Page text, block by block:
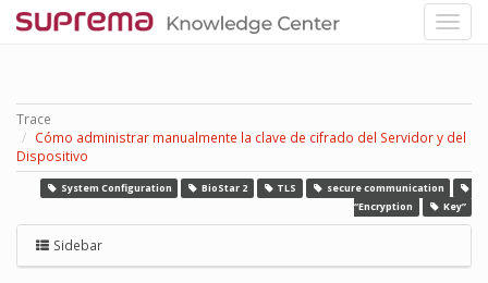
Trace
Cómo administrar manualmente la clave de cifrado del Servidor y del
Dispositivo
System Configuration BioStar 2 TLS
secure communication
“Encryption
Key”
Sidebar